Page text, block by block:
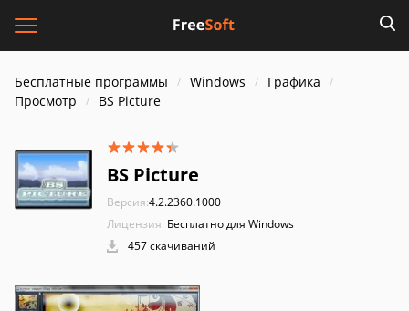
Бесплатные программы Windows
Графика
Просмотр
BS Picture
BS Picture
Версия:4.2.2360.1000
Лицензия: Бесплатно для Windows
457 скачиваний